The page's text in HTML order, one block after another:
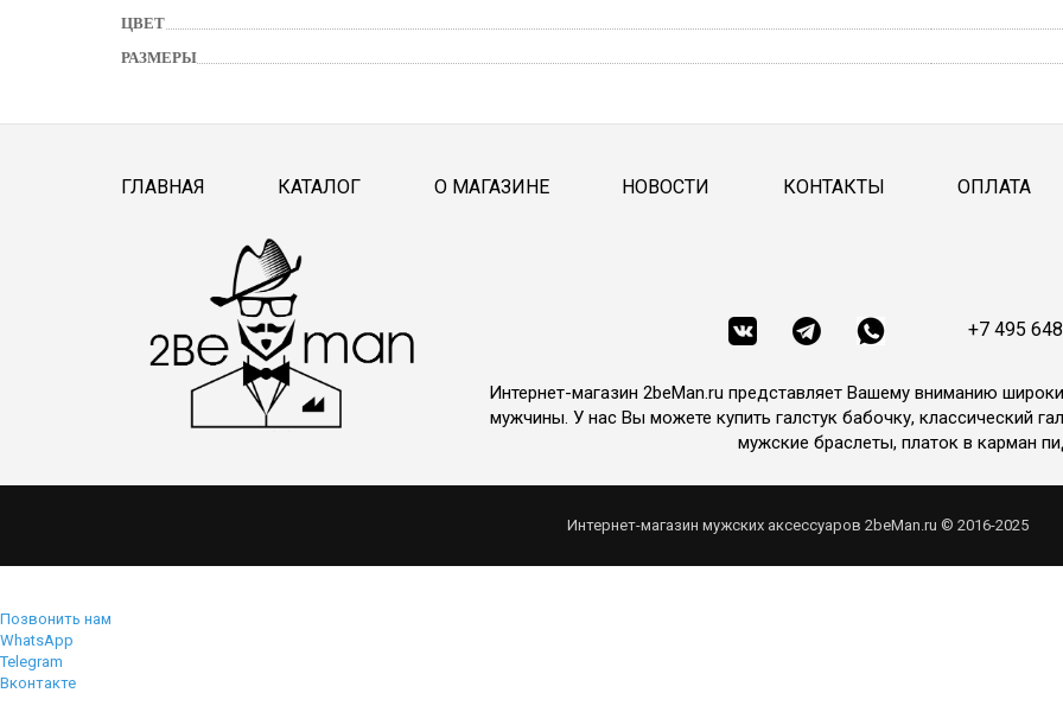
ЦВЕТ
РАЗМЕРЫ
ГЛАВНАЯ КАТАЛОГ О МАГАЗИНЕ НОВОСТИ КОНТАКТЫ ОПЛАТА
+7 495
Интернет-магазин 2beMan.ru представляет Вашему вниманию
мужчины. У нас Вы можете купить галстук бабочку, классический
мужские браслеты, платок в карман
Интернет-магазин мужских аксессуаров 2beMan.ru © 2016-2025
Позвонить нам
WhatsApp
Telegram
Вконтакте